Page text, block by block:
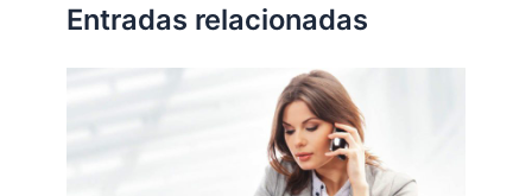
Entradas relacionadas